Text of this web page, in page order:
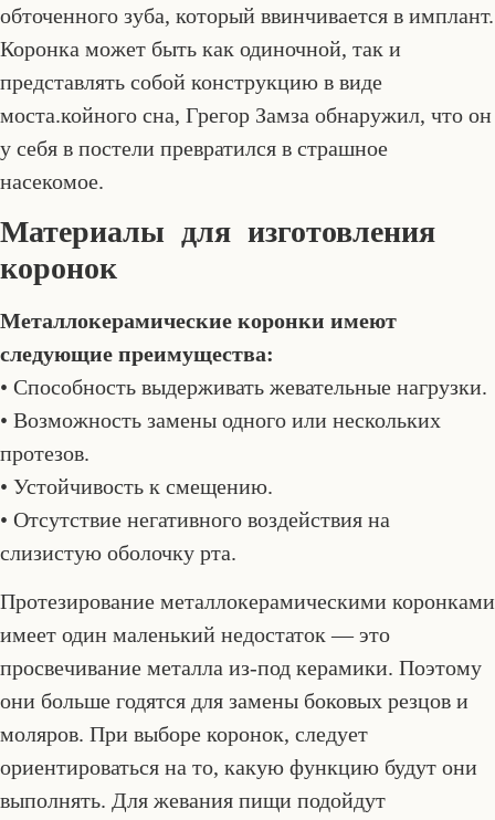
обточенного зуба, который ввинчивается в имплант.
Коронка может быть как одиночной, так и
представлять собой конструкцию в виде
моста.койного сна, Грегор Замза обнаружил, что он
у себя в постели превратился в страшное
насекомое.
Материалы для изготовления
коронок
Металлокерамические коронки имеют
следующие преимущества:
• Способность выдерживать жевательные нагрузки.
• Возможность замены одного или нескольких
протезов.
• Устойчивость к смещению.
• Отсутствие негативного воздействия на
слизистую оболочку рта.
Протезирование металлокерамическими коронками
имеет один маленький недостаток — это
просвечивание металла из-под керамики. Поэтому
они больше годятся для замены боковых резцов и
моляров. При выборе коронок, следует
ориентироваться на то, какую функцию будут они
выполнять. Для жевания пищи подойдут